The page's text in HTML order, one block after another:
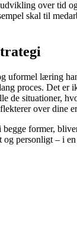
over tid
skal til
uformel læring
proces. Det er
de situationer,
over dine
former,
personligt – i